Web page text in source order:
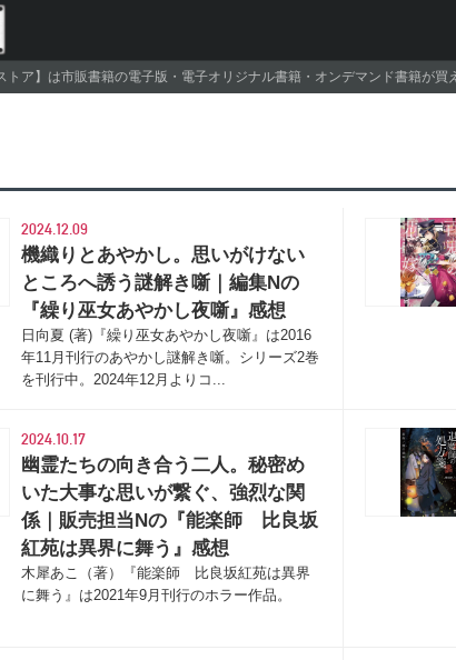
トア】は市販書籍の電子版・電子オリジナル書籍・オンデマンド書籍が買
2024.12.09
機織りとあやかし。思いがけない
ところへ誘う謎解き噺｜編集Nの
『繰り巫女あやかし夜噺』感想
日向夏 (著)『繰り巫女あやかし夜噺』は2016
年11月刊行のあやかし謎解き噺。シリーズ2巻
を刊行中。2024年12月よりコ...
2024.10.17
幽霊たちの向き合う二人。秘密め
いた大事な思いが繋ぐ、強烈な関
係｜販売担当Nの『能楽師 比良坂
紅苑は異界に舞う』感想
木犀あこ（著）『能楽師 比良坂紅苑は異界
に舞う』は2021年9月刊行のホラー作品。